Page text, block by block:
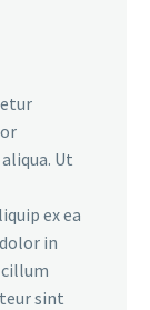
Ut
ex ea
in
sint